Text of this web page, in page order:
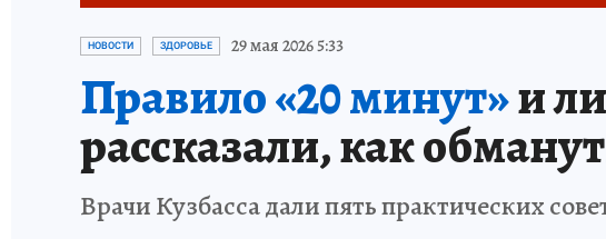
ЗАПОВЕДНАЯ РОССИЯ
НОВОСТИ ЗДОРОВЬЕ 29 мая 2026 5:33
Правило «20 минут»и
рассказали, как
Врачи Кузбасса дали пять практических